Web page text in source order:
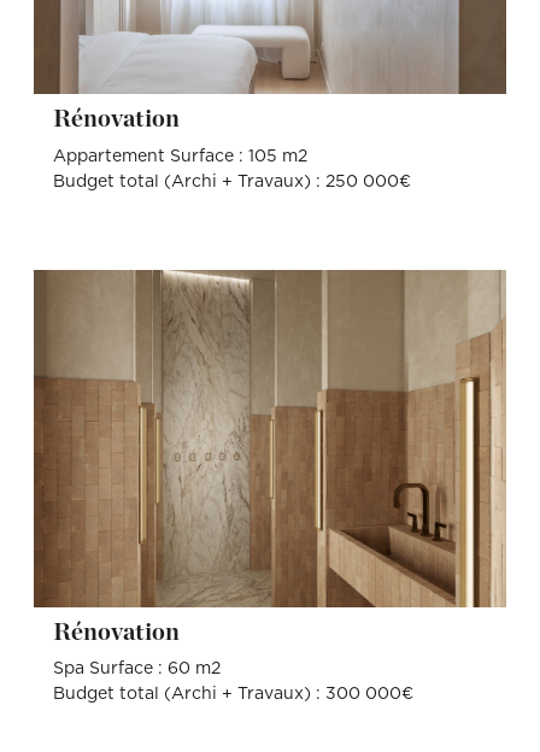
Rénovation
Appartement Surface : 105 m2
Budget total (Archi + Travaux) : 250 000€
Rénovation
Spa Surface : 60 m2
Budget total (Archi + Travaux) : 300 000€